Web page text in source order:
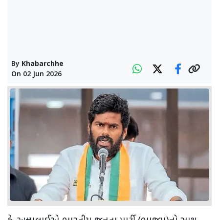
By Khabarchhe
On 02 Jun 2026